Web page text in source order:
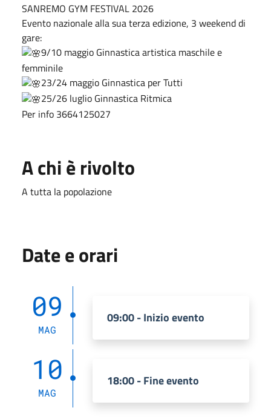
SANREMO GYM FESTIVAL 2026
Evento nazionale alla sua terza edizione, 3 weekend di
gare:
9/10 maggio Ginnastica artistica maschile e
femminile
23/24 maggio Ginnastica per Tutti
25/26 luglio Ginnastica Ritmica
Per info 3664125027
A chi è rivolto
A tutta la popolazione
Date e orari
09
MAG
09:00 - Inizio evento
10
MAG
18:00 - Fine evento